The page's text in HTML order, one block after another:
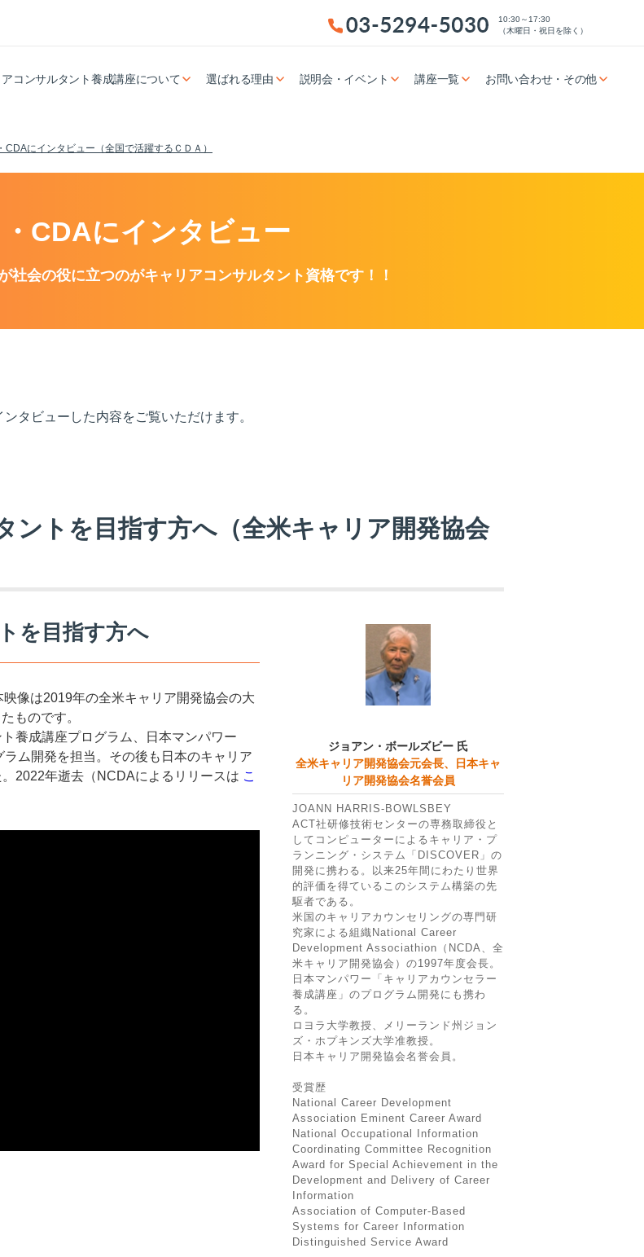
10:30～17:30
（木曜日・祝日を除く）
コンサルタント養成講座について 選ばれる理由 説明会・イベント 講座一覧 お問い合わせ・その他
CDAにインタビュー（全国で活躍するＣＤＡ）
CDAにインタビュー
社会の役に立つのがキャリアコンサルタント資格です！！
タビューした内容をご覧いただけます。
ントを目指す方へ（全米キャリア開発協会
ジョアン・ボールズビー 氏
全米キャリア開発協会元会長、日本キャ
リア開発協会名誉会員
JOANN HARRIS-BOWLSBEY
ACT社研修技術センターの専務取締役と
してコンピューターによるキャリア・プ
ランニング・システム「DISCOVER」の
開発に携わる。以来25年間にわたり世界
的評価を得ているこのシステム構築の先
駆者である。
米国のキャリアカウンセリングの専門研
究家による組織National Career
Development Associathion（NCDA、全
米キャリア開発協会）の1997年度会長。
日本マンパワー「キャリアカウンセラー
養成講座」のプログラム開発にも携わ
る。
ロヨラ大学教授、メリーランド州ジョン
ズ・ホプキンズ大学准教授。
日本キャリア開発協会名誉会員。
受賞歴
National Career Development
Association Eminent Career Award
National Occupational Information
Coordinating Committee Recognition
Award for Special Achievement in the
Development and Delivery of Career
Information
Association of Computer-Based
Systems for Career Information
Distinguished Service Award
を目指す方へ
像は2019年の全米キャリア開発協会の大
ものです。
養成講座プログラム、日本マンパワー
ム開発を担当。その後も日本のキャリア
2022年逝去（NCDAによるリリースは こ